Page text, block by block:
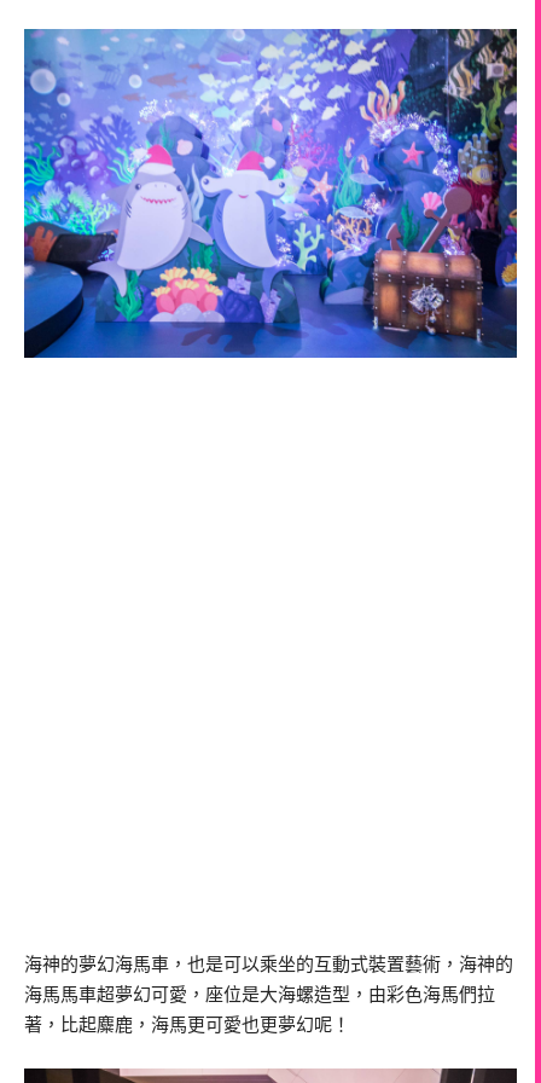
海神的夢幻海馬車，也是可以乘坐的互動式裝置藝術，海神的
海馬馬車超夢幻可愛，座位是大海螺造型，由彩色海馬們拉
著，比起麋鹿，海馬更可愛也更夢幻呢！